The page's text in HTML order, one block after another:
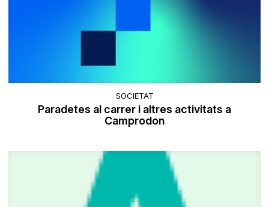
SOCIETAT
Paradetes al carrer i altres activitats a
Camprodon